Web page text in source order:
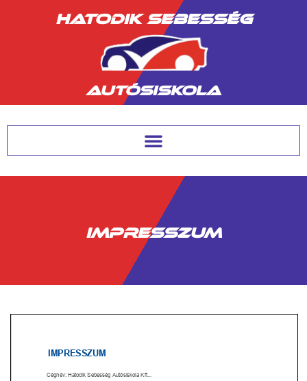
HATODIK SEBESSÉG
AUTÓSISKOLA
IMPRESSZUM